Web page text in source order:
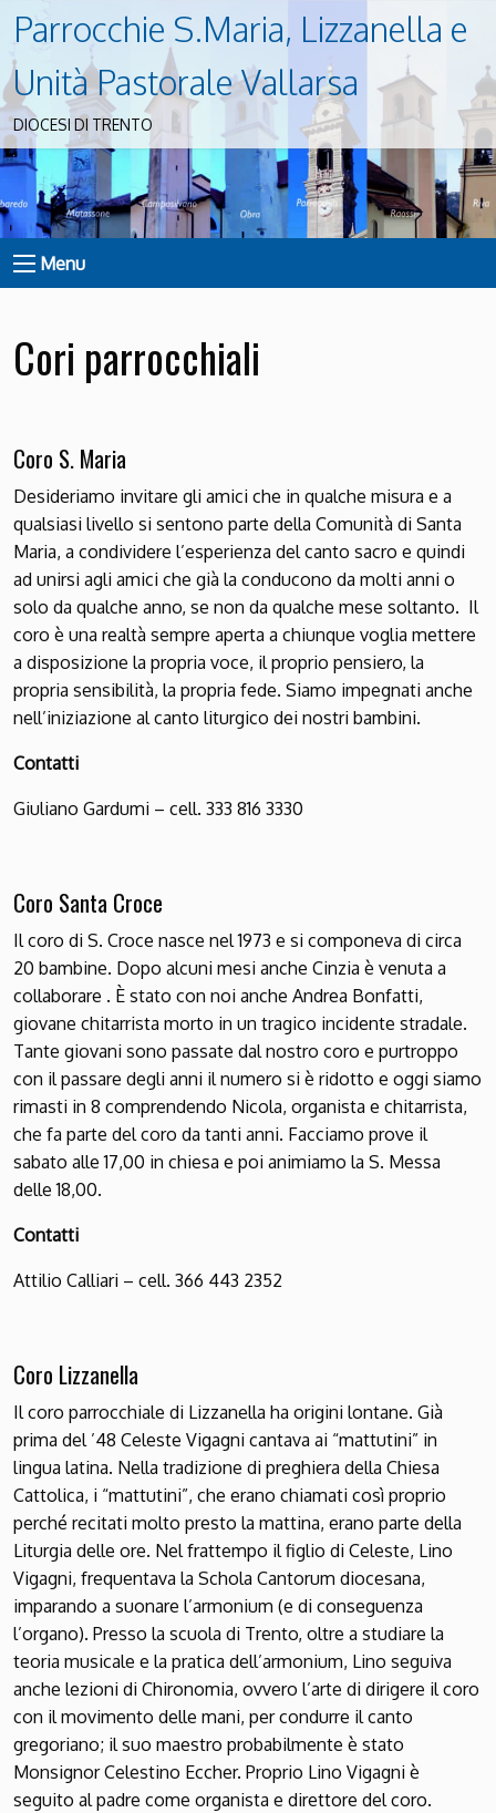
Parrocchie S.Maria, Lizzanella e
Unità Pastorale Vallarsa
DIOCESI DI TRENTO
Menu
Cori parrocchiali
Coro S. Maria
Desideriamo invitare gli amici che in qualche misura e a
qualsiasi livello si sentono parte della Comunità di Santa
Maria, a condividere l’esperienza del canto sacro e quindi
ad unirsi agli amici che già la conducono da molti anni o
solo da qualche anno, se non da qualche mese soltanto. Il
coro è una realtà sempre aperta a chiunque voglia mettere
a disposizione la propria voce, il proprio pensiero, la
propria sensibilità, la propria fede. Siamo impegnati anche
nell’iniziazione al canto liturgico dei nostri bambini.
Contatti
Giuliano Gardumi – cell. 333 816 3330
Coro Santa Croce
Il coro di S. Croce nasce nel 1973 e si componeva di circa
20 bambine. Dopo alcuni mesi anche Cinzia è venuta a
collaborare . È stato con noi anche Andrea Bonfatti,
giovane chitarrista morto in un tragico incidente stradale.
Tante giovani sono passate dal nostro coro e purtroppo
con il passare degli anni il numero si è ridotto e oggi siamo
rimasti in 8 comprendendo Nicola, organista e chitarrista,
che fa parte del coro da tanti anni. Facciamo prove il
sabato alle 17,00 in chiesa e poi animiamo la S. Messa
delle 18,00.
Contatti
Attilio Calliari – cell. 366 443 2352
Coro Lizzanella
Il coro parrocchiale di Lizzanella ha origini lontane. Già
prima del ’48 Celeste Vigagni cantava ai “mattutini” in
lingua latina. Nella tradizione di preghiera della Chiesa
Cattolica, i “mattutini”, che erano chiamati così proprio
perché recitati molto presto la mattina, erano parte della
Liturgia delle ore. Nel frattempo il figlio di Celeste, Lino
Vigagni, frequentava la Schola Cantorum diocesana,
imparando a suonare l’armonium (e di conseguenza
l’organo). Presso la scuola di Trento, oltre a studiare la
teoria musicale e la pratica dell’armonium, Lino seguiva
anche lezioni di Chironomia, ovvero l’arte di dirigere il coro
con il movimento delle mani, per condurre il canto
gregoriano; il suo maestro probabilmente è stato
Monsignor Celestino Eccher. Proprio Lino Vigagni è
seguito al padre come organista e direttore del coro.